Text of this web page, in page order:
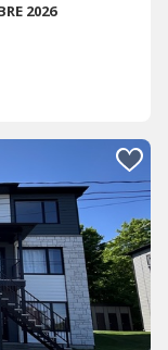
2026